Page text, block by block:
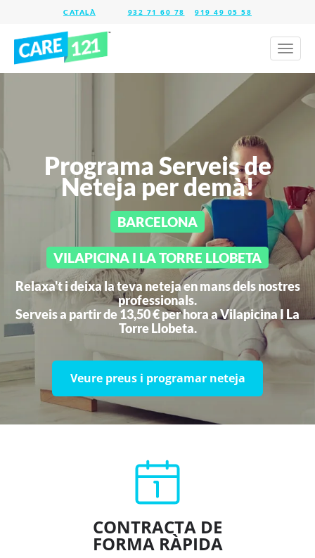
932 71 60 78 919 49 05 58
Toggle
Programa Serveis de
Neteja per demà!
BARCELONA
VILAPICINA I LA TORRE LLOBETA
Relaxa't i deixa la teva neteja en mans dels nostres
professionals.
Serveis a partir de 13,50 € per hora aVilapicina I La
Torre Llobeta.
Veure preus i programar neteja
CONTRACTA DE
FORMA RÀPIDA